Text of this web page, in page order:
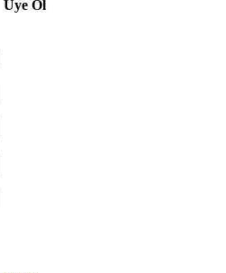
Üye Ol